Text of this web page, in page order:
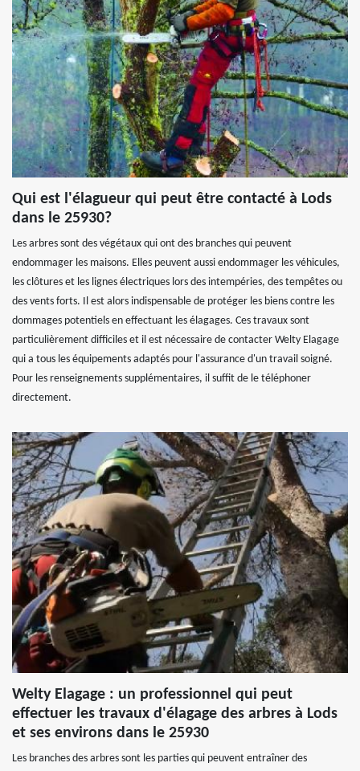
Qui est l'élagueur qui peut être contacté à Lods
dans le 25930?
Les arbres sont des végétaux qui ont des branches qui peuvent
endommager les maisons. Elles peuvent aussi endommager les véhicules,
les clôtures et les lignes électriques lors des intempéries, des tempêtes ou
des vents forts. Il est alors indispensable de protéger les biens contre les
dommages potentiels en effectuant les élagages. Ces travaux sont
particulièrement difficiles et il est nécessaire de contacter Welty Elagage
qui a tous les équipements adaptés pour l'assurance d'un travail soigné.
Pour les renseignements supplémentaires, il suffit de le téléphoner
directement.
Welty Elagage : un professionnel qui peut
effectuer les travaux d'élagage des arbres à Lods
et ses environs dans le 25930
Les branches des arbres sont les parties qui peuvent entraîner des